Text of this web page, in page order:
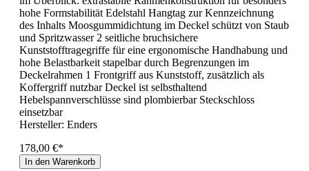
hohe Formstabilität Edelstahl Hangtag zur Kennzeichnung
des Inhalts Moosgummidichtung im Deckel schützt von Staub
und Spritzwasser 2 seitliche bruchsichere
Kunststofftragegriffe für eine ergonomische Handhabung und
hohe Belastbarkeit stapelbar durch Begrenzungen im
Deckelrahmen 1 Frontgriff aus Kunststoff, zusätzlich als
Koffergriff nutzbar Deckel ist selbsthaltend
Hebelspannverschlüsse sind plombierbar Steckschloss
einsetzbar
Hersteller: Enders
178,00 €*
In den Warenkorb